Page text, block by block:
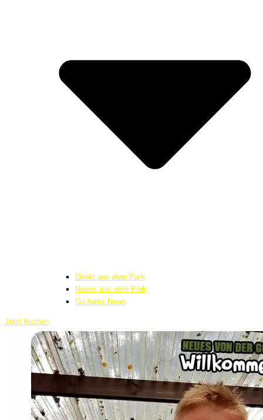
Direkt aus dem Park
Neues aus dem Park
Go Army News
Jetzt buchen